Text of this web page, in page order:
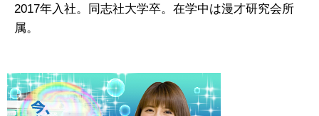
2017年入社。同志社大学卒。在学中は漫才研究会所
属。